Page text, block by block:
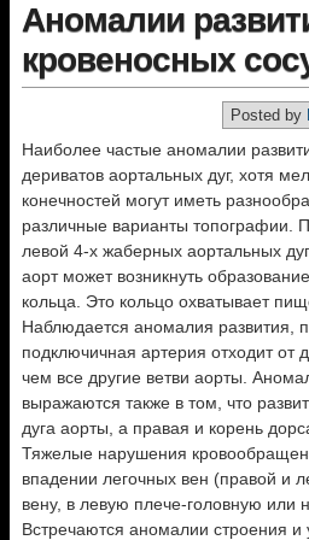
Аномалии
кровеносных
Posted by
Наиболее частые аномалии
дериватов аортальных дуг, хотя
конечностей могут иметь
различные варианты топографии.
левой 4-х жаберных аортальных
аорт может возникнуть
кольца. Это кольцо охватывает
Наблюдается аномалия развития,
подключичная артерия отходит от
чем все другие ветви аорты.
выражаются также в том, что
дуга аорты, а правая и корень
Тяжелые нарушения
впадении легочных вен (правой и
вену, в левую плече-головную или
Встречаются аномалии строения и